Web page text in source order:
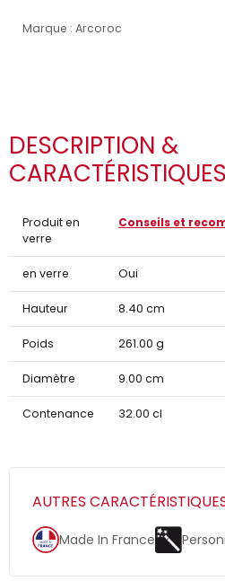
Marque : Arcoroc
DESCRIPTION &
Produit en
verre
Conseils et
en verre Oui
Hauteur 8.40 cm
Poids 261.00 g
Diamètre 9.00 cm
Contenance 32.00 cl
AUTRES
Made In France